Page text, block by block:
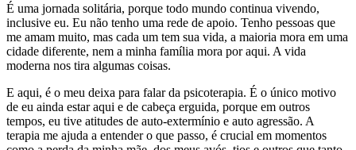
É uma jornada solitária, porque todo mundo continua vivendo,
inclusive eu. Eu não tenho uma rede de apoio. Tenho pessoas que
me amam muito, mas cada um tem sua vida, a maioria mora em uma
cidade diferente, nem a minha família mora por aqui. A vida
moderna nos tira algumas coisas.
E aqui, é o meu deixa para falar da psicoterapia. É o único motivo
de eu ainda estar aqui e de cabeça erguida, porque em outros
tempos, eu tive atitudes de auto-extermínio e auto agressão. A
terapia me ajuda a entender o que passo, é crucial em momentos